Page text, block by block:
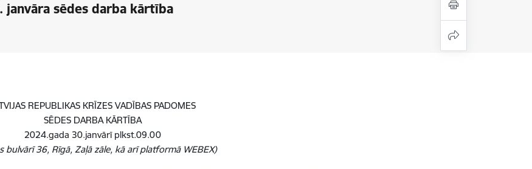
janvāra sēdes darba kārtība
REPUBLIKAS KRĪZES VADĪBAS PADOMES
SĒDES DARBA KĀRTĪBA
2024.gada 30.janvārī plkst.09.00
bulvārī 36, Rīgā, Zaļā zāle, kā arī platformā WEBEX)